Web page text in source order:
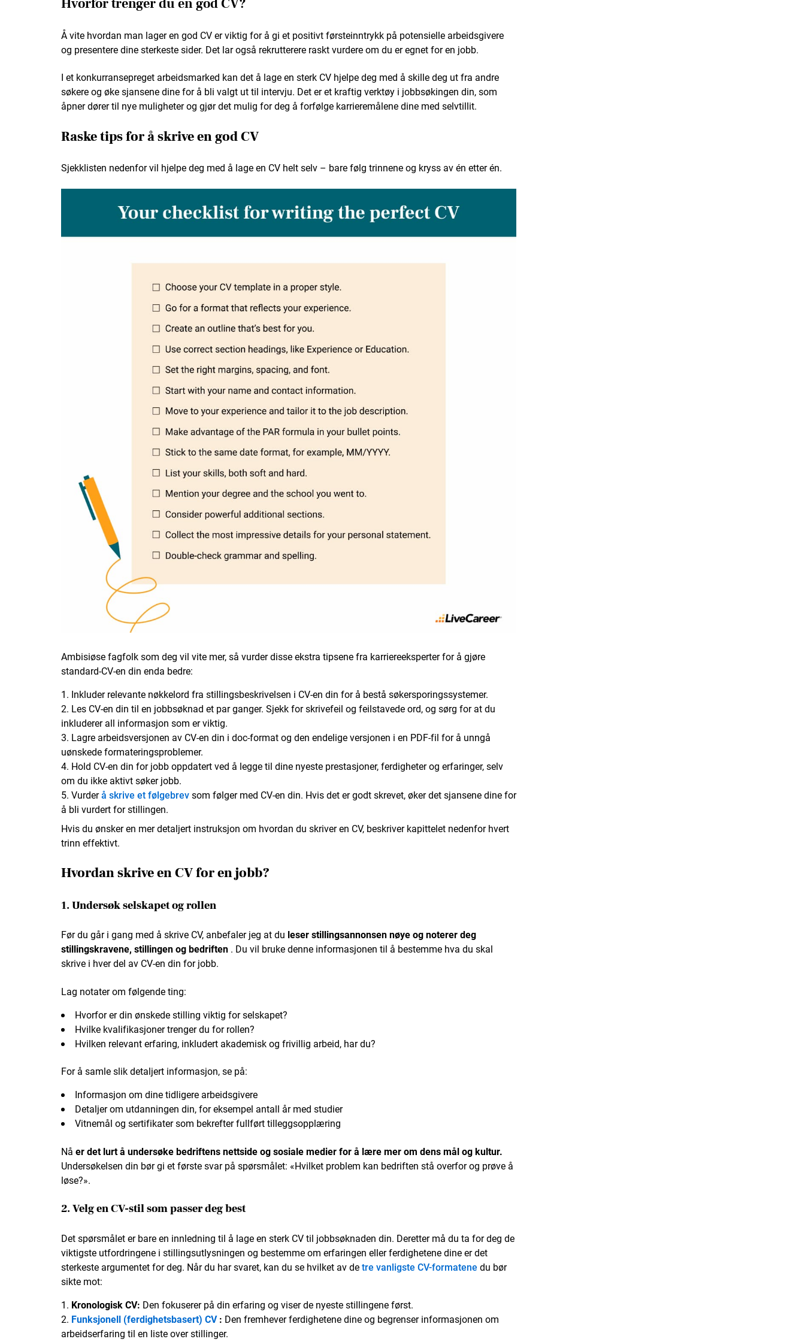
Hvorfor trenger du en god CV?
Å vite hvordan man lager en god CV er viktig for å gi et positivt førsteinntrykk på potensielle arbeidsgivere
og presentere dine sterkeste sider. Det lar også rekrutterere raskt vurdere om du er egnet for en jobb.
I et konkurransepreget arbeidsmarked kan det å lage en sterk CV hjelpe deg med å skille deg ut fra andre
søkere og øke sjansene dine for å bli valgt ut til intervju. Det er et kraftig verktøy i jobbsøkingen din, som
åpner dører til nye muligheter og gjør det mulig for deg å forfølge karrieremålene dine med selvtillit.
Raske tips for å skrive en god CV
Sjekklisten nedenfor vil hjelpe deg med å lage en CV helt selv – bare følg trinnene og kryss av én etter én.
Ambisiøse fagfolk som deg vil vite mer, så vurder disse ekstra tipsene fra karriereeksperter for å gjøre
standard-CV-en din enda bedre:
Inkluder relevante nøkkelord fra stillingsbeskrivelsen i CV-en din for å bestå søkersporingssystemer.
Les CV-en din til en jobbsøknad et par ganger. Sjekk for skrivefeil og feilstavede ord, og sørg for at du
inkluderer all informasjon som er viktig.
Lagre arbeidsversjonen av CV-en din i doc-format og den endelige versjonen i en PDF-fil for å unngå
uønskede formateringsproblemer.
Hold CV-en din for jobb oppdatert ved å legge til dine nyeste prestasjoner, ferdigheter og erfaringer, selv
om du ikke aktivt søker jobb.
Vurderå skrive et følgebrevsom følger med CV-en din. Hvis det er godt skrevet, øker det sjansene dine for
å bli vurdert for stillingen.
Hvis du ønsker en mer detaljert instruksjon om hvordan du skriver en CV, beskriver kapittelet nedenfor hvert
trinn effektivt.
Hvordan skrive en CV for en jobb?
1. Undersøk selskapet og rollen
Før du går i gang med å skrive CV, anbefaler jeg at du leser stillingsannonsen nøye og noterer deg
stillingskravene, stillingen og bedriften . Du vil bruke denne informasjonen til å bestemme hva du skal
skrive i hver del av CV-en din for jobb.
Lag notater om følgende ting:
Hvorfor er din ønskede stilling viktig for selskapet?
Hvilke kvalifikasjoner trenger du for rollen?
Hvilken relevant erfaring, inkludert akademisk og frivillig arbeid, har du?
For å samle slik detaljert informasjon, se på:
Informasjon om dine tidligere arbeidsgivere
Detaljer om utdanningen din, for eksempel antall år med studier
Vitnemål og sertifikater som bekrefter fullført tilleggsopplæring
Nå er det lurt å undersøke bedriftens nettside og sosiale medier for å lære mer om dens mål og kultur.
Undersøkelsen din bør gi et første svar på spørsmålet: «Hvilket problem kan bedriften stå overfor og prøve å
løse?».
2. Velg en CV-stil som passer deg best
Det spørsmålet er bare en innledning til å lage en sterk CV til jobbsøknaden din. Deretter må du ta for deg de
viktigste utfordringene i stillingsutlysningen og bestemme om erfaringen eller ferdighetene dine er det
sterkeste argumentet for deg. Når du har svaret, kan du se hvilket av detre vanligste CV-formatene du bør
sikte mot:
Kronologisk CV: Den fokuserer på din erfaring og viser de nyeste stillingene først.
Funksjonell (ferdighetsbasert) CV : Den fremhever ferdighetene dine og begrenser informasjonen om
arbeidserfaring til en liste over stillinger.